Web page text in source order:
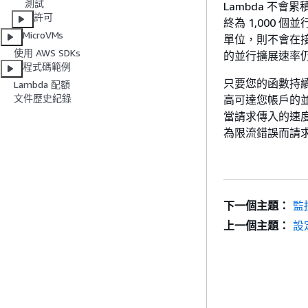
測試
許可
MicroVMs
使用 AWS SDKs
程式碼範例
Lambda 配額
文件歷史紀錄
Lambda 不會累
終為 1,000 個並
單位，則不會在
的並行擴展速率
只要您的函數持
高可達您帳戶的
當請求傳入的速
為限流錯誤而請
下一個主題： 監
上一個主題： 設